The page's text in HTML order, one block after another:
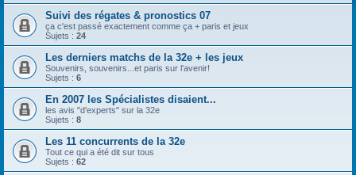
Suivi des régates & pronostics 07
ça c'est passé exactement comme ça + paris et jeux
Sujets : 24
Les derniers matchs de la 32e + les jeux
Souvenirs, souvenirs...et paris sur l'avenir!
Sujets : 6
En 2007 les Spécialistes disaient...
les avis "d'experts" sur la 32e
Sujets : 8
Les 11 concurrents de la 32e
Tout ce qui a été dit sur tous
Sujets : 62